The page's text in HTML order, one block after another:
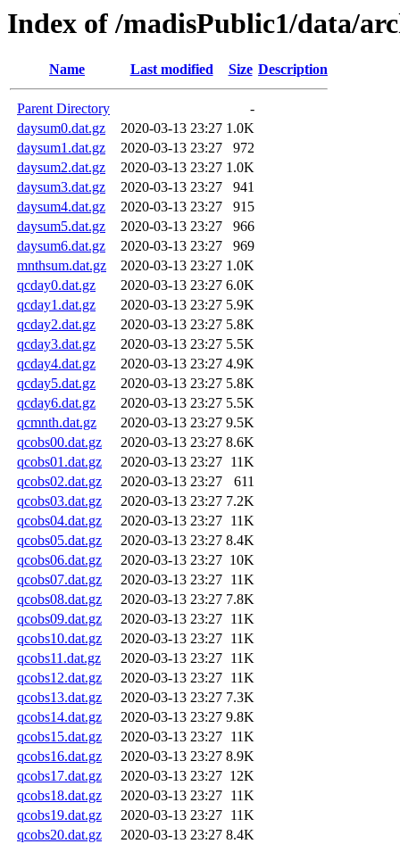
Index of /madisPublic1/data/
Name Last modified Size Description
Parent Directory
-
daysum0.dat.gz
2020-03-13 23:27 1.0K
daysum1.dat.gz
2020-03-13 23:27
972
daysum2.dat.gz
2020-03-13 23:27 1.0K
daysum3.dat.gz
2020-03-13 23:27
941
daysum4.dat.gz
2020-03-13 23:27
915
daysum5.dat.gz
2020-03-13 23:27
966
daysum6.dat.gz
2020-03-13 23:27
969
mnthsum.dat.gz
2020-03-13 23:27 1.0K
qcday0.dat.gz
2020-03-13 23:27 6.0K
qcday1.dat.gz
2020-03-13 23:27 5.9K
qcday2.dat.gz
2020-03-13 23:27 5.8K
qcday3.dat.gz
2020-03-13 23:27 5.5K
qcday4.dat.gz
2020-03-13 23:27 4.9K
qcday5.dat.gz
2020-03-13 23:27 5.8K
qcday6.dat.gz
2020-03-13 23:27 5.5K
qcmnth.dat.gz
2020-03-13 23:27 9.5K
qcobs00.dat.gz
2020-03-13 23:27 8.6K
qcobs01.dat.gz
2020-03-13 23:27 11K
qcobs02.dat.gz
2020-03-13 23:27
611
qcobs03.dat.gz
2020-03-13 23:27 7.2K
qcobs04.dat.gz
2020-03-13 23:27 11K
qcobs05.dat.gz
2020-03-13 23:27 8.4K
qcobs06.dat.gz
2020-03-13 23:27 10K
qcobs07.dat.gz
2020-03-13 23:27 11K
qcobs08.dat.gz
2020-03-13 23:27 7.8K
qcobs09.dat.gz
2020-03-13 23:27 11K
qcobs10.dat.gz
2020-03-13 23:27 11K
qcobs11.dat.gz
2020-03-13 23:27 11K
qcobs12.dat.gz
2020-03-13 23:27 11K
qcobs13.dat.gz
2020-03-13 23:27 7.3K
qcobs14.dat.gz
2020-03-13 23:27 9.8K
qcobs15.dat.gz
2020-03-13 23:27 11K
qcobs16.dat.gz
2020-03-13 23:27 8.9K
qcobs17.dat.gz
2020-03-13 23:27 12K
qcobs18.dat.gz
2020-03-13 23:27 11K
qcobs19.dat.gz
2020-03-13 23:27 11K
qcobs20.dat.gz
2020-03-13 23:27 8.4K